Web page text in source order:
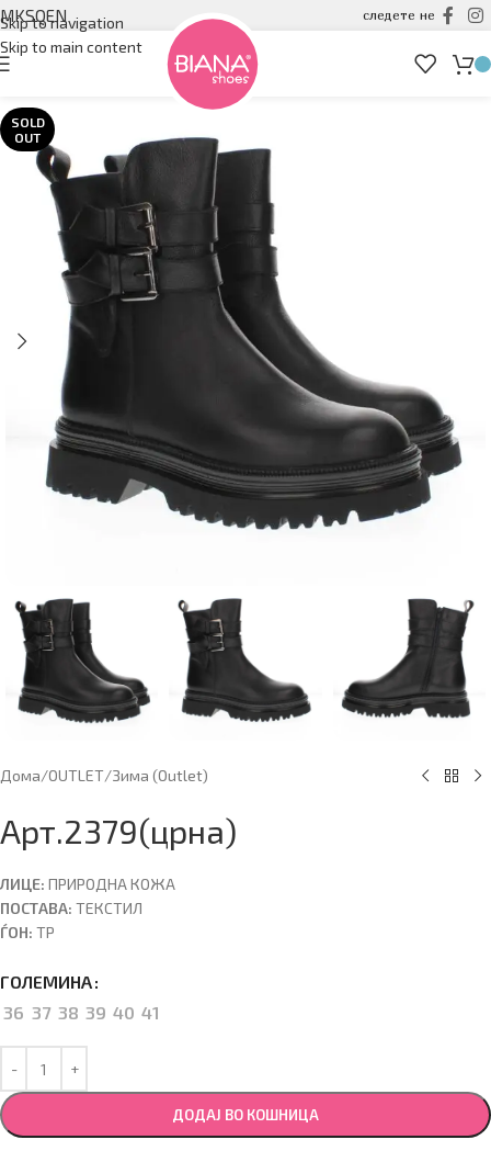
Skip to navigation
Skip to main content
MKSQEN следете не
SOLD
OUT
Дома/OUTLET/Зима (Оutlet)
Арт.2379(црна)
ЛИЦЕ: ПРИРОДНА КОЖА
ПОСТАВА: ТЕКСТИЛ
ЃОН: ТР
ГОЛЕМИНА
36 37 38 39 40 41
ДОДАЈ ВО КОШНИЦА